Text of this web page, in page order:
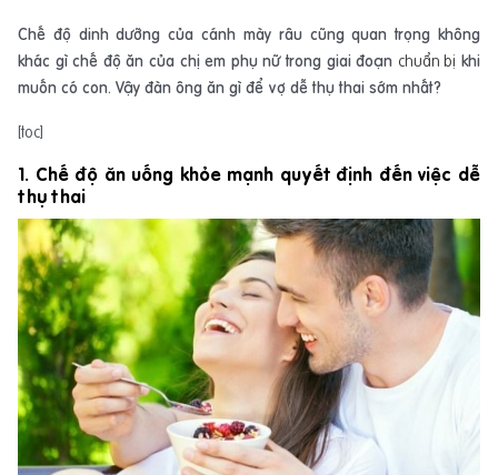
Chế độ dinh dưỡng của cánh mày râu cũng quan trọng không
khác gì chế độ ăn của chị em phụ nữ trong giai đoạn chuẩn bị khi
muốn có con. Vậy đàn ông ăn gì để vợ dễ thụ thai sớm nhất?
[toc]
1. Chế độ ăn uống khỏe mạnh quyết định đến việc dễ
thụ thai